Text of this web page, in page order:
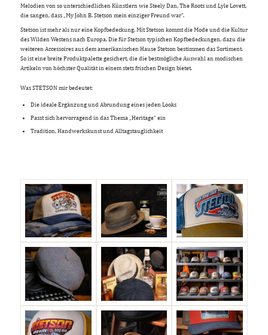
Melodien von so unterschiedlichen Künstlern wie Steely Dan, The Roots und Lyle Lovett,
die sangen, dass „My John B. Stetson mein einziger Freund war“.
Stetson ist mehr als nur eine Kopfbedeckung. Mit Stetson kommt die Mode und die Kultur
des Wilden Westens nach Europa. Die für Stetson typischen Kopfbedeckungen, dazu die
weiteren Accessoires aus dem amerikanischen Hause Stetson bestimmen das Sortiment.
So ist eine breite Produktpalette gesichert, die die bestmögliche Auswahl an modischen
Artikeln von höchster Qualität in einem stets frischen Design bietet.
Was STETSON mir bedeutet:
Die ideale Ergänzung und Abrundung eines jeden Looks
Passt sich hervorragend in das Thema „Heritage“ ein
Tradition, Handwerkskunst und Alltagstauglichkeit